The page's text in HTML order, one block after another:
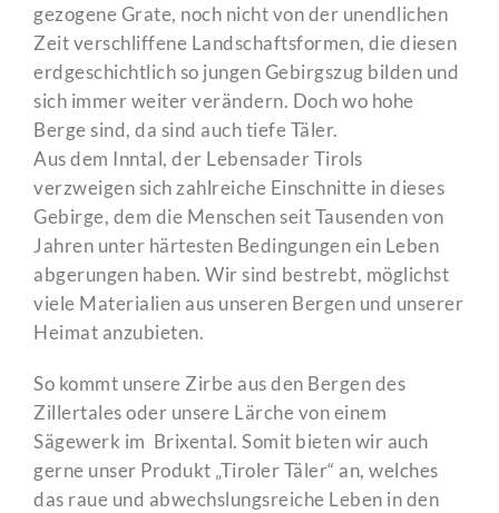
gezogene Grate, noch nicht von der unendlichen
Zeit verschliffene Landschaftsformen, die diesen
erdgeschichtlich so jungen Gebirgszug bilden und
sich immer weiter verändern. Doch wo hohe
Berge sind, da sind auch tiefe Täler.
Aus dem Inntal, der Lebensader Tirols
verzweigen sich zahlreiche Einschnitte in dieses
Gebirge, dem die Menschen seit Tausenden von
Jahren unter härtesten Bedingungen ein Leben
abgerungen haben. Wir sind bestrebt, möglichst
viele Materialien aus unseren Bergen und unserer
Heimat anzubieten.
So kommt unsere Zirbe aus den Bergen des
Zillertales oder unsere Lärche von einem
Sägewerk im Brixental. Somit bieten wir auch
gerne unser Produkt „Tiroler Täler“ an, welches
das raue und abwechslungsreiche Leben in den